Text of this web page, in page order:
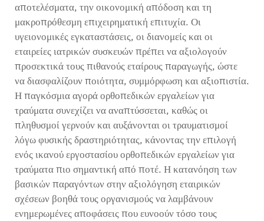
αποτελέσματα, την οικονομική απόδοση και τη
μακροπρόθεσμη επιχειρηματική επιτυχία. Οι
υγειονομικές εγκαταστάσεις, οι διανομείς και οι
εταιρείες ιατρικών συσκευών πρέπει να αξιολογούν
προσεκτικά τους πιθανούς εταίρους παραγωγής, ώστε
να διασφαλίζουν ποιότητα, συμμόρφωση και αξιοπιστία.
Η παγκόσμια αγορά ορθοπεδικών εργαλείων για
τραύματα συνεχίζει να αναπτύσσεται, καθώς οι
πληθυσμοί γερνούν και αυξάνονται οι τραυματισμοί
λόγω φυσικής δραστηριότητας, κάνοντας την επιλογή
ενός ικανού εργοστασίου ορθοπεδικών εργαλείων για
τραύματα πιο σημαντική από ποτέ. Η κατανόηση των
βασικών παραγόντων στην αξιολόγηση εταιρικών
σχέσεων βοηθά τους οργανισμούς να λαμβάνουν
ενημερωμένες αποφάσεις που ευνοούν τόσο τους